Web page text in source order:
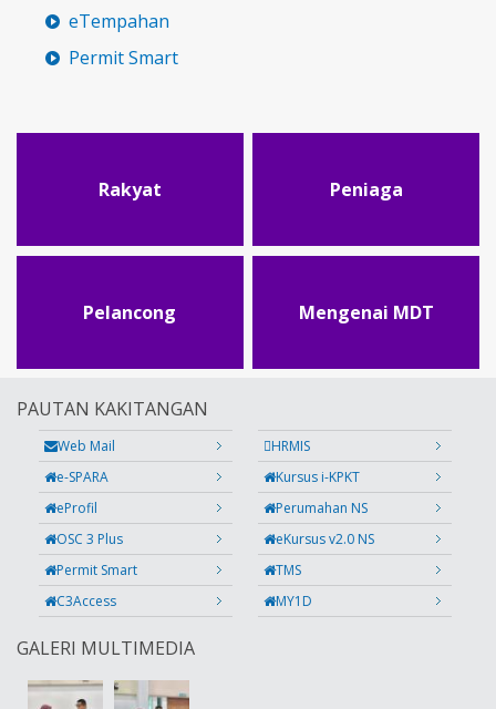
eTempahan
Permit Smart
Rakyat Peniaga
Pelancong Mengenai MDT
PAUTAN KAKITANGAN
Web Mail
HRMIS
e-SPARA
Kursus i-KPKT
eProfil
Perumahan NS
OSC 3 Plus
eKursus v2.0 NS
Permit Smart
TMS
C3Access
MY1D
GALERI MULTIMEDIA